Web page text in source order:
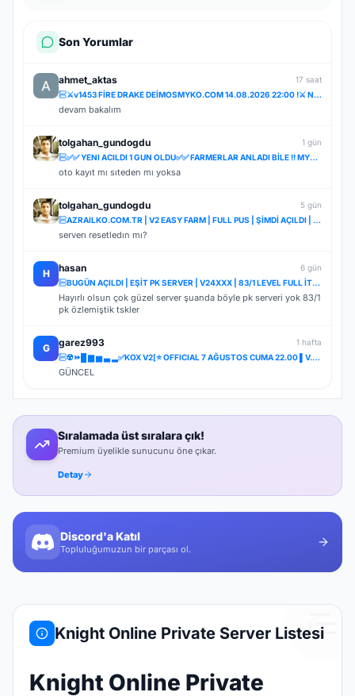
Son Yorumlar
ahmet_aktas
17 saat
⚔️v1453 FİRE DRAKE DEİMOSMYKO.COM 14.08.2026 22:00 !⚔️ NOSTALJİ SERVER STARTER BEDAVA!ÖZLENEN NOSTAL
devam bakalım
tolgahan_gundogdu
1 gün
✅✅ YENI ACILDI 1 GUN OLDU✅✅ FARMERLAR ANLADI BİLE !! MYTHKO 20:00 'da ONLİNE ✅✅
oto kayıt mı sıteden mı yoksa
tolgahan_gundogdu
5 gün
AZRAILKO.COM.TR | V2 EASY FARM | FULL PUS | ŞİMDİ AÇILDI | İNDİR BAŞLA
serverı resetledın mı?
H hasan
6 gün
BUGÜN AÇILDI | EŞİT PK SERVER | V24XXX | 83/1 LEVEL FULL İTEM | İTEM SATIŞI YOKTUR
Hayırlı olsun çok güzel server şuanda böyle pk serveri yok 83/1
pk özlemiştik tskler
G garez993
1 hafta
☢️⏩█ ▆ ▅ ▃ ▂✅KOX V2[⭐ OFFICIAL 7 AĞUSTOS CUMA 22.00 ▌V.2⭐] ✅ ⚔️⋆ BOL ETKİNLİK ⋆⚔️ ⋆ LIGHT FARM ⚔️
GÜNCEL
Sıralamada üst sıralara çık!
Premium üyelikle sunucunu öne çıkar.
Detay
Discord'a Katıl
Topluluğumuzun bir parçası ol.
Knight Online Private Server Listesi
Knight Online Private